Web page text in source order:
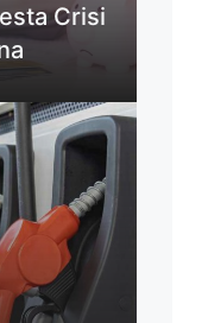
Crisi